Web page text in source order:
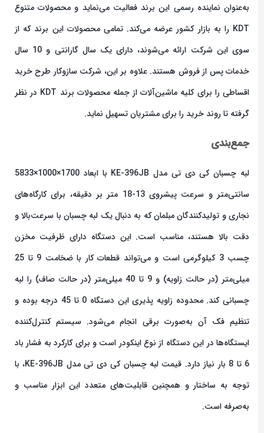
به‌عنوان نماینده رسمی این برند فعالیت می‌نماید و محصولات متنوع
KDT را به بازار کشور عرضه می‌کند. تمامی محصولات این برند که از
سوی این شرکت ارائه می‌شوند، دارای یک سال گارانتی و 10 سال
خدمات پس از فروش هستند. علاوه بر این، شرکت سازوکار طرح خرید
اقساطی را برای کلیه ماشین‌آلات از جمله محصولات برند KDT در نظر
گرفته تا روند خرید را برای مشتریان تسهیل نماید.
جمع‌بندی
لبه چسبان کی دی تی مدل KE-396JB با ابعاد 1700×1000×5833
سانتی‌متر و سرعت پیشروی 13-18 متر بر دقیقه، برای کارگاه‌های
نجاری و تولیدکنندگان مبلمان که به دنبال یک لبه چسبان با سرعت‌بالا و
دقت بالا هستند، مناسب است. این دستگاه دارای ظرفیت مخزن
چسب 3 کیلوگرمی است و می‌تواند قطعات کار با ضخامت 9 تا 25
میلی‌متر (در حالت زاویه) و 9 تا 40 میلی‌متر (در حالت صاف) را لبه
چسبانی کند. محدوده زاویه پذیری این دستگاه 0 تا 45 درجه بوده و
تنظیم فک آن به‌صورت برقی انجام می‌شود. سیستم کنترل‌کننده
ایستگاه‌ها در این دستگاه از نوع اینکودر است و برای کارکرد به فشار باد
6 تا 8 بار نیاز دارد. قیمت لبه چسبان کی دی تی مدل KE-396JB، با
توجه به ساختار و همچنین قابلیت‌های متعدد این ابزار مناسب و
به‌صرفه است.